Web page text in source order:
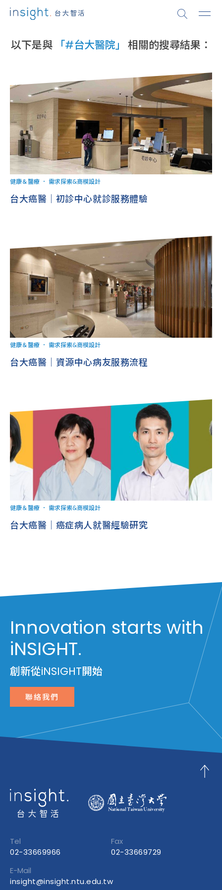
以下是與 「#台大醫院」 相關的搜尋結果：
健康＆醫療 ． 需求探索&商模設計
台大癌醫｜初診中心就診服務體驗
健康＆醫療 ． 需求探索&商模設計
台大癌醫｜資源中心病友服務流程
健康＆醫療 ． 需求探索&商模設計
台大癌醫｜癌症病人就醫經驗研究
Innovation starts with
iNSIGHT.
創新從iNSIGHT開始
聯絡我們
Tel
02-33669966
Fax
02-33669729
E-Mail
insight@insight.ntu.edu.tw